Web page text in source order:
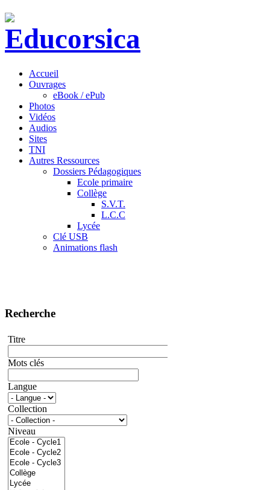
Accueil
Ouvrages
eBook / ePub
Photos
Vidéos
Audios
Sites
TNI
Autres Ressources
Dossiers Pédagogiques
Ecole primaire
Collège
S.V.T.
L.C.C
Lycée
Clé USB
Animations flash
Recherche
Titre
Mots clés
Langue
Collection
Niveau